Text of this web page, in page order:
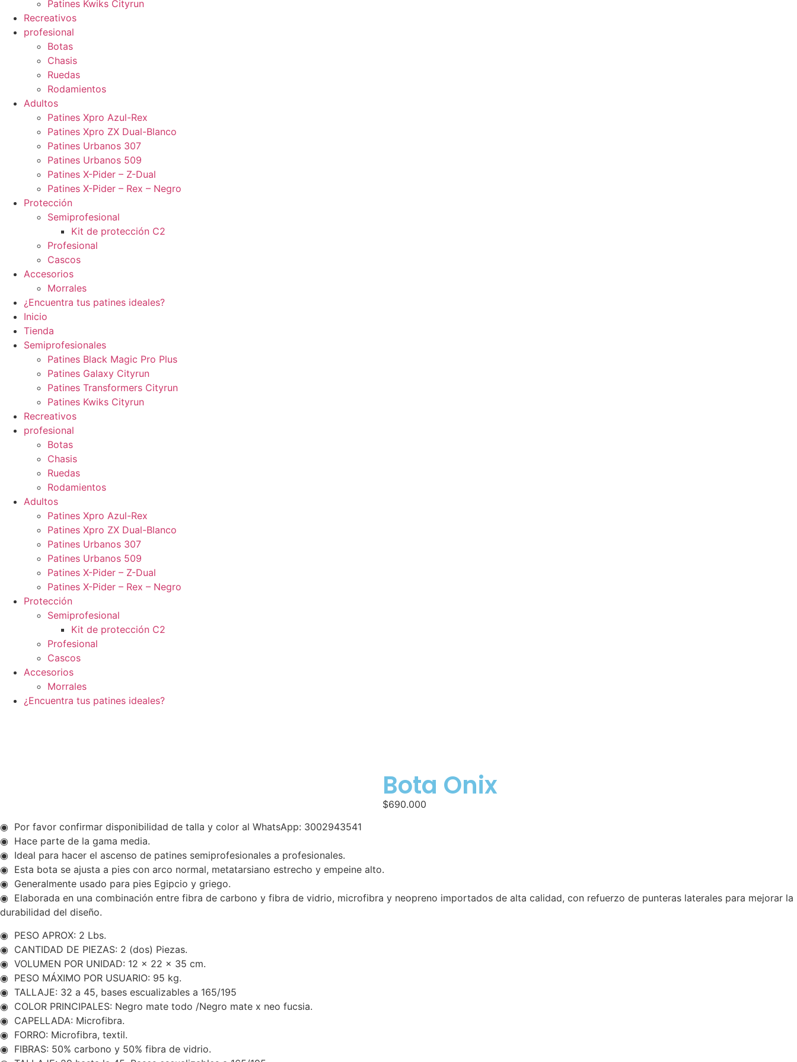
Patines Kwiks Cityrun
Recreativos
profesional
Botas
Chasis
Ruedas
Rodamientos
Adultos
Patines Xpro Azul-Rex
Patines Xpro ZX Dual-Blanco
Patines Urbanos 307
Patines Urbanos 509
Patines X-Pider – Z-Dual
Patines X-Pider – Rex – Negro
Protección
Semiprofesional
Kit de protección C2
Profesional
Cascos
Accesorios
Morrales
¿Encuentra tus patines ideales?
Inicio
Tienda
Semiprofesionales
Patines Black Magic Pro Plus
Patines Galaxy Cityrun
Patines Transformers Cityrun
Patines Kwiks Cityrun
Recreativos
profesional
Botas
Chasis
Ruedas
Rodamientos
Adultos
Patines Xpro Azul-Rex
Patines Xpro ZX Dual-Blanco
Patines Urbanos 307
Patines Urbanos 509
Patines X-Pider – Z-Dual
Patines X-Pider – Rex – Negro
Protección
Semiprofesional
Kit de protección C2
Profesional
Cascos
Accesorios
Morrales
¿Encuentra tus patines ideales?
Bota Onix
$690.000
◉ Por favor confirmar disponibilidad de talla y color al WhatsApp: 3002943541
◉ Hace parte de la gama media.
◉ Ideal para hacer el ascenso de patines semiprofesionales a profesionales.
◉ Esta bota se ajusta a pies con arco normal, metatarsiano estrecho y empeine alto.
◉ Generalmente usado para pies Egipcio y griego.
◉ Elaborada en una combinación entre fibra de carbono y fibra de vidrio, microfibra y neopreno importados de alta calidad, con refuerzo de punteras laterales para mejorar la
durabilidad del diseño.
◉ PESO APROX: 2 Lbs.
◉ CANTIDAD DE PIEZAS: 2 (dos) Piezas.
◉ VOLUMEN POR UNIDAD: 12 x 22 x 35 cm.
◉ PESO MÁXIMO POR USUARIO: 95 kg.
◉ TALLAJE: 32 a 45, bases escualizables a 165/195
◉ COLOR PRINCIPALES: Negro mate todo /Negro mate x neo fucsia.
◉ CAPELLADA: Microfibra.
◉ FORRO: Microfibra, textil.
◉ FIBRAS: 50% carbono y 50% fibra de vidrio.